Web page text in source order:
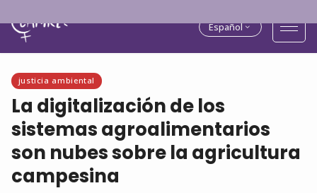
Español
justicia ambiental
La digitalización de los
sistemas agroalimentarios
son nubes sobre la agricultura
campesina